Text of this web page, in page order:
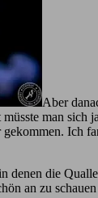
Aber
man
Ich
denen die
an zu